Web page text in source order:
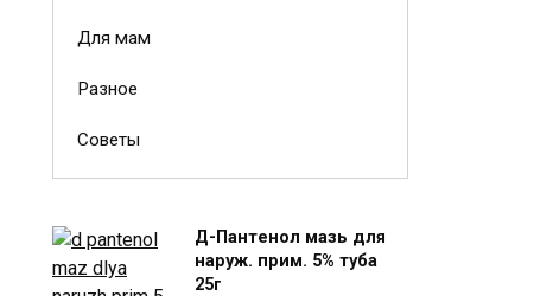
Для мам
Разное
Советы
Д-Пантенол мазь для
наруж. прим. 5% туба
25г